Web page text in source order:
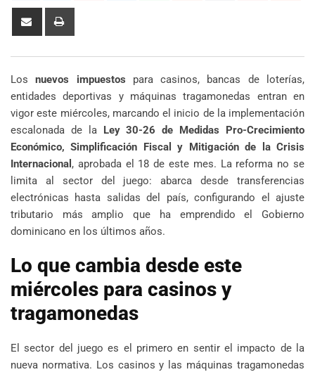
Share
Losnuevos impuestos para casinos, bancas de loterías,
entidades deportivas y máquinas tragamonedas entran en
vigor este miércoles, marcando el inicio de la implementación
escalonada de la Ley 30-26 de Medidas Pro-Crecimiento
Económico, Simplificación Fiscal y Mitigación de la Crisis
Internacional , aprobada el 18 de este mes. La reforma no se
limita al sector del juego: abarca desde transferencias
electrónicas hasta salidas del país, configurando el ajuste
tributario más amplio que ha emprendido el Gobierno
dominicano en los últimos años.
Lo que cambia desde este
miércoles para casinos y
tragamonedas
El sector del juego es el primero en sentir el impacto de la
nueva normativa. Los casinos y las máquinas tragamonedas